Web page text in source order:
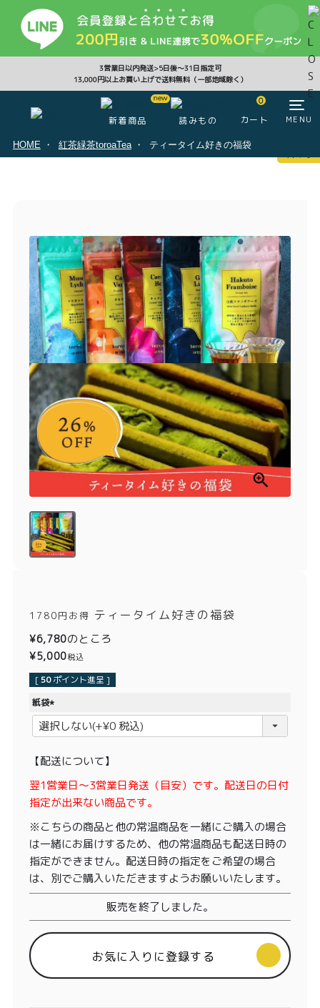
3営業日以内発送>5日後〜31日指定可
13,000円以上お買い上げで送料無料（一部地域除く）
新着商品 読みもの
0
カート MENU
CLOSE
0
商品一覧
とろ生ガトーショコラ
とろ生 まとめ買いお得
セット
お中元
紅茶toroaTea
とろ生チーズケーキ
濃抹茶とろ生ガトーシ
ョコラ
とろ生シュー
クッキー缶
お誕生日セット
価格別
¥6,000〜
〜¥1,999
¥4,000〜¥5,999
TOP
読みもの
会社概要
お問い合わせ
商品
メンバー特典
ご利用ガイド
プライバシーポリシー
特定商取引法に基づく表記
HOME 紅茶緑茶toroaTea ティータイム好きの福袋
1780円お得 ティータイム好きの福袋
¥6,780のところ
¥5,000税込
[50 ポイント進呈 ]
紙袋
(
必
)
【配送について】
翌1営業日〜3営業日発送（目安）です。配送日の日付
指定が出来ない商品です。
※こちらの商品と他の常温商品を一緒にご購入の場合
は一緒にお届けするため、他の常温商品も配送日時の
指定ができません。配送日時の指定をご希望の場合
は、別でご購入いただきますようお願いいたします。
販売を終了しました。
お気に入りに登録する